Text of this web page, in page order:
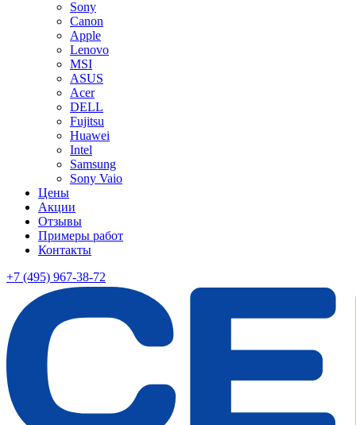
Sony
Canon
Apple
Lenovo
MSI
ASUS
Acer
DELL
Fujitsu
Huawei
Intel
Samsung
Sony Vaio
Цены
Акции
Отзывы
Примеры работ
Контакты
+7 (495) 967-38-72